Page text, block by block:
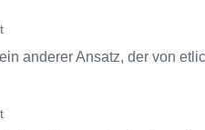
anderer Ansatz, der von